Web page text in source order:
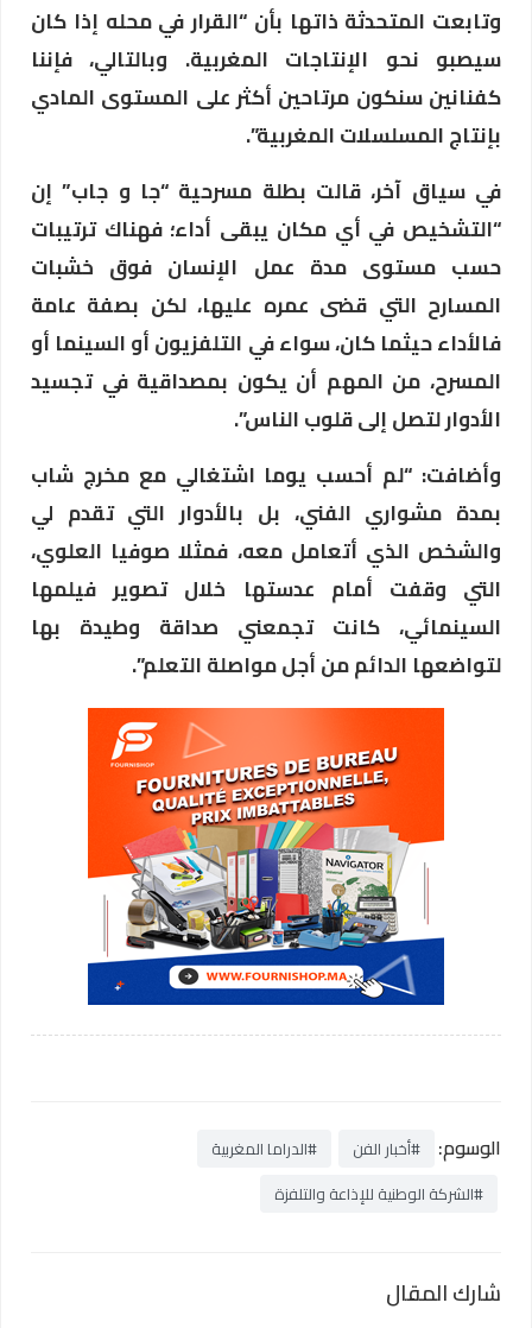
وتابعت المتحدثة ذاتها بأن “القرار في محله إذا كان
سيصبو نحو الإنتاجات المغربية. وبالتالي، فإننا
كفنانين سنكون مرتاحين أكثر على المستوى المادي
بإنتاج المسلسلات المغربية”.
في سياق آخر، قالت بطلة مسرحية “جا و جاب” إن
“التشخيص في أي مكان يبقى أداء؛ فهناك ترتيبات
حسب مستوى مدة عمل الإنسان فوق خشبات
المسارح التي قضى عمره عليها، لكن بصفة عامة
فالأداء حيثما كان، سواء في التلفزيون أو السينما أو
المسرح، من المهم أن يكون بمصداقية في تجسيد
الأدوار لتصل إلى قلوب الناس”.
وأضافت: “لم أحسب يوما اشتغالي مع مخرج شاب
بمدة مشواري الفني، بل بالأدوار التي تقدم لي
والشخص الذي أتعامل معه، فمثلا صوفيا العلوي،
التي وقفت أمام عدستها خلال تصوير فيلمها
السينمائي، كانت تجمعني صداقة وطيدة بها
لتواضعها الدائم من أجل مواصلة التعلم”.
الوسوم: #أخبار الفن
#الدراما المغربية
#الشركة الوطنية للإذاعة والتلفزة
شارك المقال